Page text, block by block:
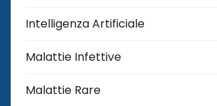
Intelligenza Artificiale
Malattie Infettive
Malattie Rare